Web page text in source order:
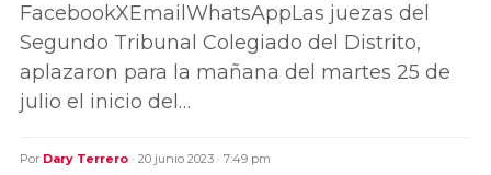
FacebookXEmailWhatsAppLas juezas del
Segundo Tribunal Colegiado del Distrito,
aplazaron para la mañana del martes 25 de
julio el inicio del…
Por Dary Terrero · 20 junio 2023 · 7:49 pm